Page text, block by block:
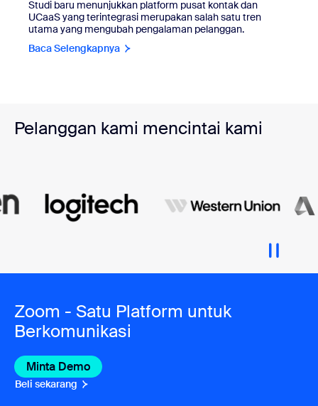
Studi baru menunjukkan platform pusat kontak dan
UCaaS yang terintegrasi merupakan salah satu tren
utama yang mengubah pengalaman pelanggan.
Baca Selengkapnya
Pelanggan kami mencintai kami
Zoom - Satu Platform untuk
Berkomunikasi
Minta Demo
Beli sekarang